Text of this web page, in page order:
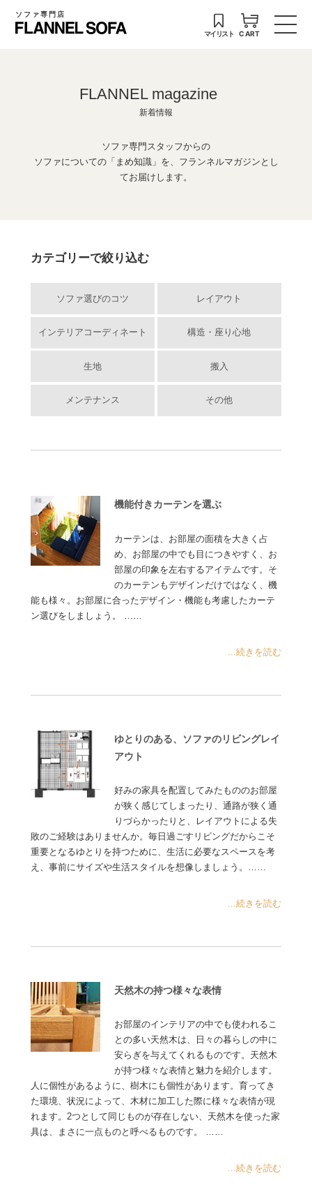
ソファ専門店
マイリスト CART
FLANNEL magazine
新着情報
ソファ専門スタッフからの
ソファについての「まめ知識」を、フランネルマガジンとし
てお届けします。
カテゴリーで絞り込む
ソファ選びのコツ レイアウト
インテリアコーディネート 構造・座り心地
生地 搬入
メンテナンス その他
機能付きカーテンを選ぶ
カーテンは、お部屋の面積を大きく占
め、お部屋の中でも目につきやすく、お
部屋の印象を左右するアイテムです。そ
のカーテンもデザインだけではなく、機
能も様々。お部屋に合ったデザイン・機能も考慮したカーテ
ン選びをしましょう。 ……
...続きを読む
ゆとりのある、ソファのリビングレイ
アウト
好みの家具を配置してみたもののお部屋
が狭く感じてしまったり、通路が狭く通
りづらかったりと、レイアウトによる失
敗のご経験はありませんか。毎日過ごすリビングだからこそ
重要となるゆとりを持つために、生活に必要なスペースを考
え、事前にサイズや生活スタイルを想像しましょう。……
...続きを読む
天然木の持つ様々な表情
お部屋のインテリアの中でも使われるこ
との多い天然木は、日々の暮らしの中に
安らぎを与えてくれるものです。天然木
が持つ様々な表情と魅力を紹介します。
人に個性があるように、樹木にも個性があります。育ってき
た環境、状況によって、木材に加工した際に様々な表情が現
れます。2つとして同じものが存在しない、天然木を使った家
具は、まさに一点ものと呼べるものです。 ……
...続きを読む